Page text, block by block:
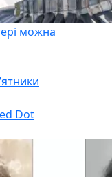
можна
Dot